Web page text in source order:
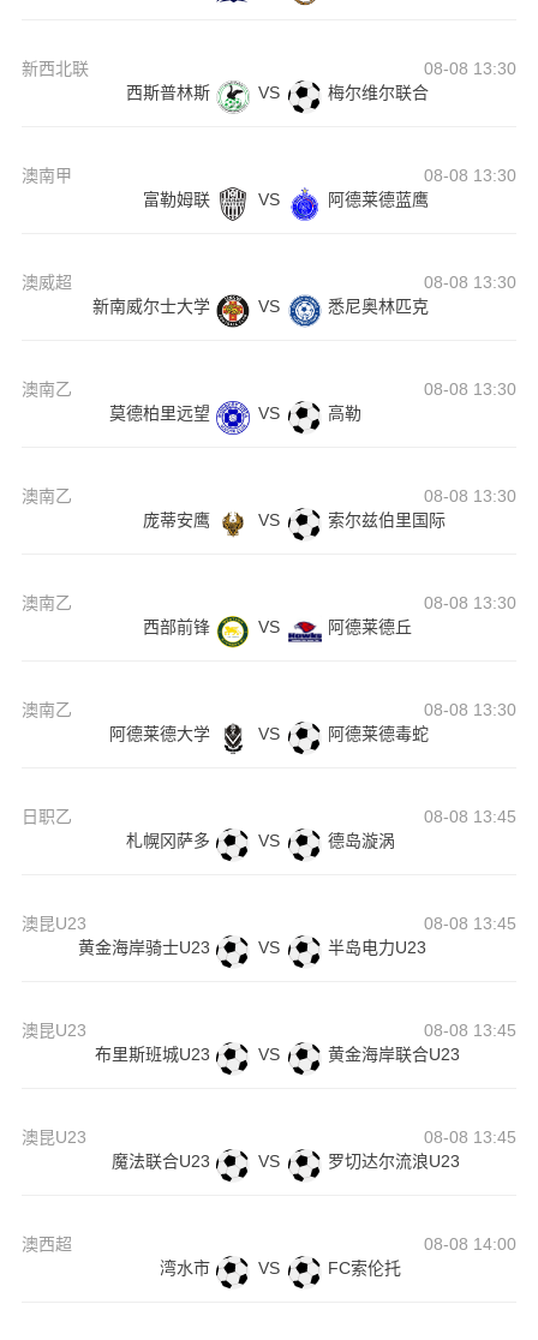
新西北联
08-08 13:30
西斯普林斯
VS 梅尔维尔联合
澳南甲
08-08 13:30
富勒姆联
VS 阿德莱德蓝鹰
澳威超
08-08 13:30
新南威尔士大学
VS 悉尼奥林匹克
澳南乙
08-08 13:30
莫德柏里远望
VS 高勒
澳南乙
08-08 13:30
庞蒂安鹰
VS 索尔兹伯里国际
澳南乙
08-08 13:30
西部前锋
VS 阿德莱德丘
澳南乙
08-08 13:30
阿德莱德大学
VS 阿德莱德毒蛇
日职乙
08-08 13:45
札幌冈萨多
VS 德岛漩涡
澳昆U23
08-08 13:45
黄金海岸骑士U23
VS 半岛电力U23
澳昆U23
08-08 13:45
布里斯班城U23
VS 黄金海岸联合U23
澳昆U23
08-08 13:45
魔法联合U23
VS 罗切达尔流浪U23
澳西超
08-08 14:00
湾水市
VS FC索伦托